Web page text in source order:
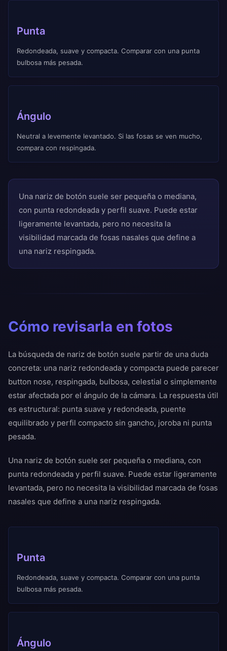
Punta
Redondeada, suave y compacta. Comparar con una punta
bulbosa más pesada.
Ángulo
Neutral a levemente levantado. Si las fosas se ven mucho,
compara con respingada.
Una nariz de botón suele ser pequeña o mediana,
con punta redondeada y perfil suave. Puede estar
ligeramente levantada, pero no necesita la
visibilidad marcada de fosas nasales que define a
una nariz respingada.
Cómo revisarla en fotos
La búsqueda de nariz de botón suele partir de una duda
concreta: una nariz redondeada y compacta puede parecer
button nose, respingada, bulbosa, celestial o simplemente
estar afectada por el ángulo de la cámara. La respuesta útil
es estructural: punta suave y redondeada, puente
equilibrado y perfil compacto sin gancho, joroba ni punta
pesada.
Una nariz de botón suele ser pequeña o mediana, con
punta redondeada y perfil suave. Puede estar ligeramente
levantada, pero no necesita la visibilidad marcada de fosas
nasales que define a una nariz respingada.
Punta
Redondeada, suave y compacta. Comparar con una punta
bulbosa más pesada.
Ángulo